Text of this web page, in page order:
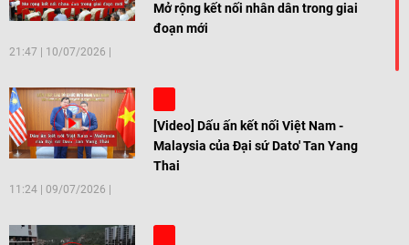
Mở rộng kết nối nhân dân trong giai
đoạn mới
21:47 10/07/2026
[Video] Dấu ấn kết nối Việt Nam -
Malaysia của Đại sứ Dato' Tan Yang
Thai
11:24 09/07/2026